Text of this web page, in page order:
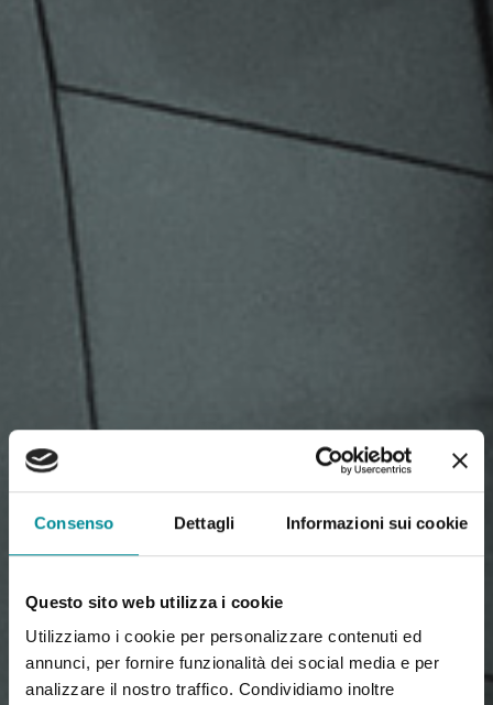
Consenso Dettagli Informazioni sui cookie
Questo sito web utilizza i cookie
Utilizziamo i cookie per personalizzare contenuti ed
annunci, per fornire funzionalità dei social media e per
analizzare il nostro traffico. Condividiamo inoltre